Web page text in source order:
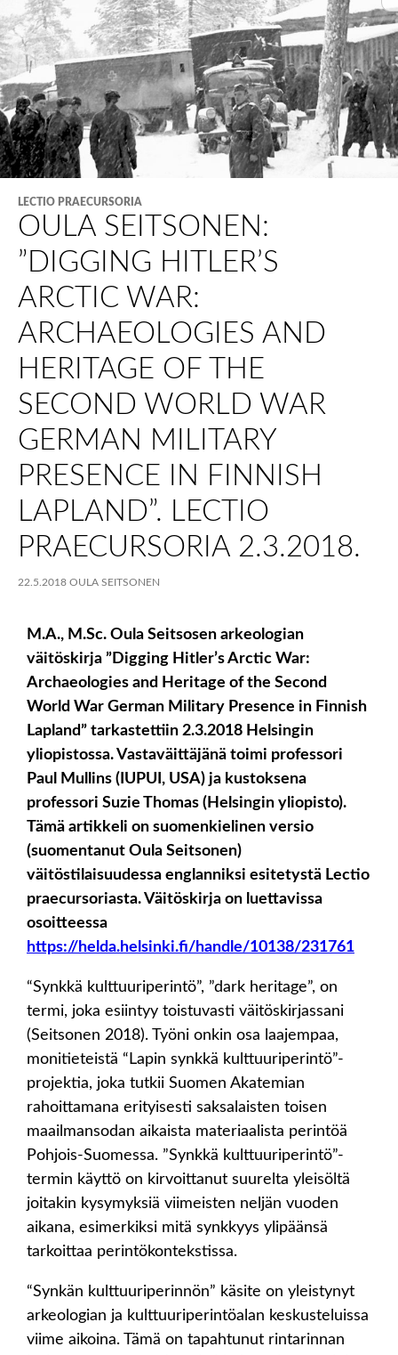
LECTIO PRAECURSORIA
OULA SEITSONEN:
”DIGGING HITLER’S
ARCTIC WAR:
ARCHAEOLOGIES AND
HERITAGE OF THE
SECOND WORLD WAR
GERMAN MILITARY
PRESENCE IN FINNISH
LAPLAND”. LECTIO
PRAECURSORIA 2.3.2018.
22.5.2018 OULA SEITSONEN
M.A., M.Sc. Oula Seitsosen arkeologian
väitöskirja ”Digging Hitler’s Arctic War:
Archaeologies and Heritage of the Second
World War German Military Presence in Finnish
Lapland” tarkastettiin 2.3.2018 Helsingin
yliopistossa. Vastaväittäjänä toimi professori
Paul Mullins (IUPUI, USA) ja kustoksena
professori Suzie Thomas (Helsingin yliopisto).
Tämä artikkeli on suomenkielinen versio
(suomentanut Oula Seitsonen)
väitöstilaisuudessa englanniksi esitetystä Lectio
praecursoriasta. Väitöskirja on luettavissa
osoitteessa
https://helda.helsinki.fi/handle/10138/231761
“Synkkä kulttuuriperintö”, ”dark heritage”, on
termi, joka esiintyy toistuvasti väitöskirjassani
(Seitsonen 2018). Työni onkin osa laajempaa,
monitieteistä “Lapin synkkä kulttuuriperintö”-
projektia, joka tutkii Suomen Akatemian
rahoittamana erityisesti saksalaisten toisen
maailmansodan aikaista materiaalista perintöä
Pohjois-Suomessa. ”Synkkä kulttuuriperintö”-
termin käyttö on kirvoittanut suurelta yleisöltä
joitakin kysymyksiä viimeisten neljän vuoden
aikana, esimerkiksi mitä synkkyys ylipäänsä
tarkoittaa perintökontekstissa.
“Synkän kulttuuriperinnön” käsite on yleistynyt
arkeologian ja kulttuuriperintöalan keskusteluissa
viime aikoina. Tämä on tapahtunut rintarinnan